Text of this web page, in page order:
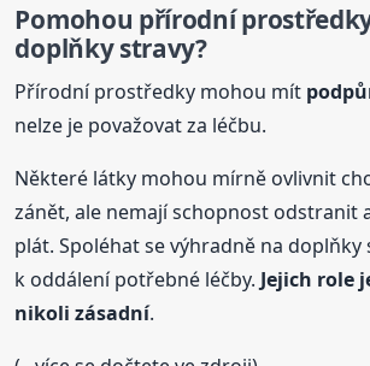
Pomohou přírodní
doplňky stravy?
Přírodní prostředky mohou mít
nelze je považovat za léčbu.
Některé látky mohou mírně ovlivnit
zánět, ale nemají schopnost odstranit
plát. Spoléhat se výhradně na doplňky
k oddálení potřebné léčby. Jejich role
nikoli zásadní.